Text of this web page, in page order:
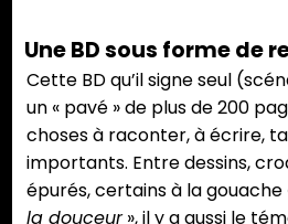
Une BD sous forme de
Cette BD qu’il signe seul
un « pavé » de plus de 200
choses à raconter, à écrire,
importants. Entre dessins,
épurés, certains à la gouache
la douceur», il y a aussi le